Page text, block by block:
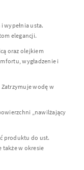
wypełnia usta.
elegancji.
oraz olejkiem
wygładzenie i
Zatrzymuje wodę w
„nawilżający
produktu do ust.
także w okresie